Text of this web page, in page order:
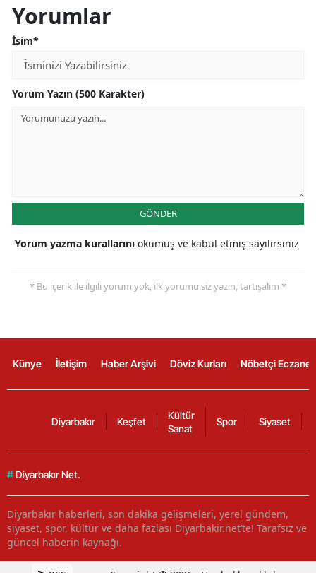
Yorumlar
İsim*
Yorum Yazın (500 Karakter)
GÖNDER
Yorum yazma kurallarını okumuş ve kabul etmiş sayılırsınız
* Bu içerik ile ilgili yorum yok, ilk yorumu siz yazın, tartışalım *
Künye İletişim Haber Arşivi Döviz Kurları Nöbetçi
Diyarbakır Keşfet
Kültür
Sanat
Spor Siyaset
# Diyarbakır Net.
Diyarbakır haberleri, son dakika gelişmeleri, yerel gündem,
siyaset, spor, kültür ve daha fazlası Diyarbakir.net’te! Tarafsız ve
güncel haberin kaynağı.